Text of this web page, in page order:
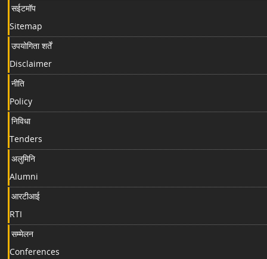
सईटमॉप
Sitemap
उपयोगिता शर्तें
Disclaimer
नीति
Policy
निविधा
Tenders
अलुमिनि
Alumni
आरटीआई
RTI
सम्मेलन
Conferences